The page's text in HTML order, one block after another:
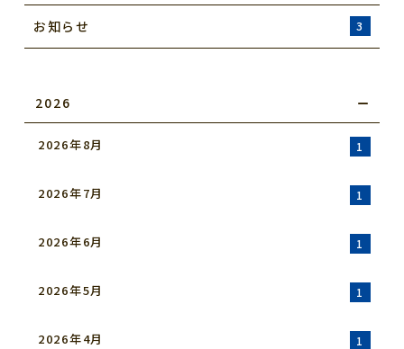
お知らせ 3
2026
2026年8月 1
2026年7月 1
2026年6月 1
2026年5月 1
2026年4月 1